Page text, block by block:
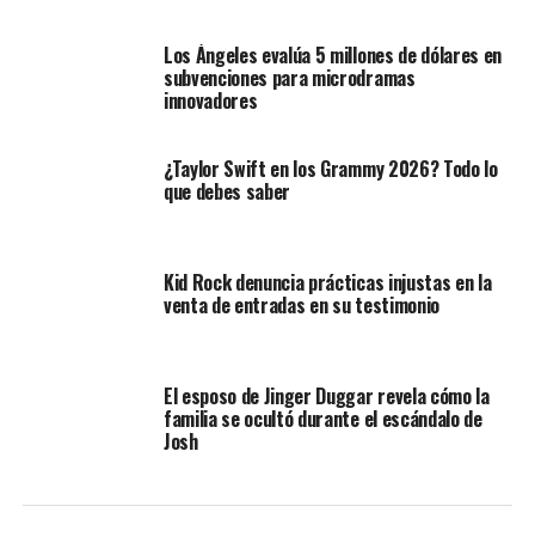
Los Ángeles evalúa 5 millones de dólares en
subvenciones para microdramas
innovadores
¿Taylor Swift en los Grammy 2026? Todo lo
que debes saber
Kid Rock denuncia prácticas injustas en la
venta de entradas en su testimonio
El esposo de Jinger Duggar revela cómo la
familia se ocultó durante el escándalo de
Josh